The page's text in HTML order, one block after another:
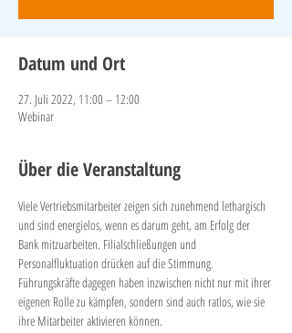
Datum und Ort
27. Juli 2022, 11:00 – 12:00
Webinar
Über die Veranstaltung
Viele Vertriebsmitarbeiter zeigen sich zunehmend lethargisch
und sind energielos, wenn es darum geht, am Erfolg der
Bank mitzuarbeiten. Filialschließungen und
Personalfluktuation drücken auf die Stimmung.
Führungskräfte dagegen haben inzwischen nicht nur mit ihrer
eigenen Rolle zu kämpfen, sondern sind auch ratlos, wie sie
ihre Mitarbeiter aktivieren können.